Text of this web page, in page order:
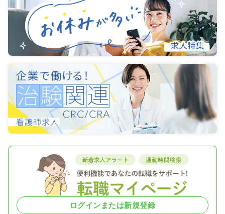
ログインまたは新規登録